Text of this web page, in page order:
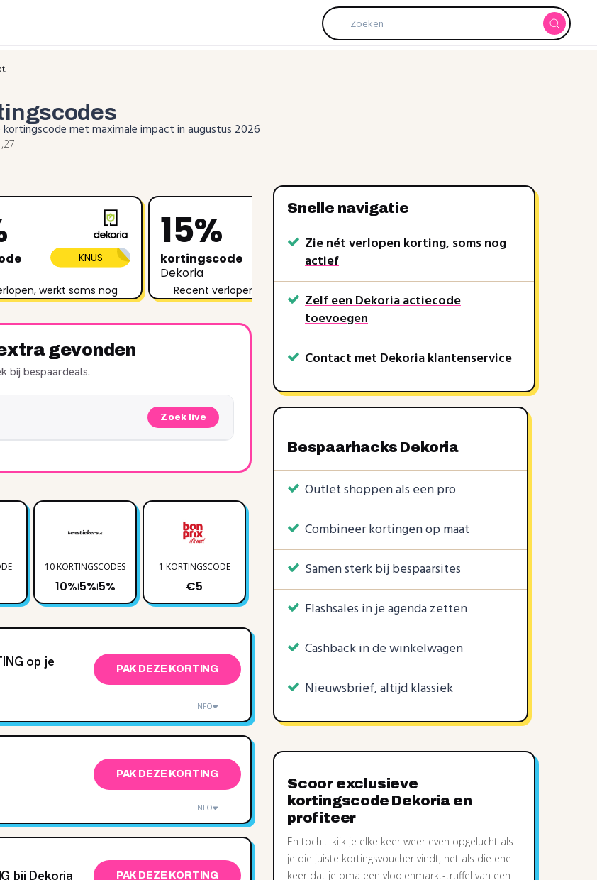
kortingscode met maximale impact in augustus 2026
KNUS
werkt soms nog
15%
kortingscode
Dekoria
KLAAR15
Recent verlopen, werkt soms nog
15%
gevonden
bij bespaardeals.
Zoek live
10 KORTINGSCODES
10%|5%|5%
1 KORTINGSCODE
€5
3 KORTINGSCODES
5%|5%|5%
1 KORTINGSCODE
50% €30|€10
op je
PAK DEZE KORTING
INFO
PAK DEZE KORTING
INFO
bij Dekoria PAK DEZE KORTING
Snelle navigatie
Zie nét verlopen korting, soms nog
actief
Zelf een Dekoria actiecode
toevoegen
Contact met Dekoria klantenservice
Bespaarhacks Dekoria
Outlet shoppen als een pro
Combineer kortingen op maat
Samen sterk bij bespaarsites
Flashsales in je agenda zetten
Cashback in de winkelwagen
Nieuwsbrief, altijd klassiek
Scoor exclusieve
kortingscode Dekoria en
profiteer
En toch… kijk je elke keer weer even opgelucht als
je die juiste kortingsvoucher vindt, net als die ene
keer dat je oma een vlooienmarkt-truffel van een